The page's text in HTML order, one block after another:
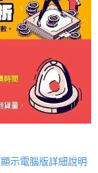
顯示電腦版詳細說明